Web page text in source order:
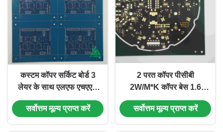
कस्टम कॉपर सर्किट बोर्ड 3
लेयर के साथ एलएफ एचएएल
और ब्लू मास्क के साथ कई
पैनल के लिए
सर्वोत्तम मूल्य प्राप्त करें
2 परत कॉपर पीसीबी
2W/M*K कॉपर बेस 1.6
मिमी मोटाई ब्लैक सोल्डरमास्क
थर्मोइलेक्ट्रिक पृथक्करण
सर्वोत्तम मूल्य प्राप्त करें